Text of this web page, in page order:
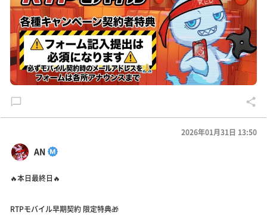
AN
2026年01月31日 13:50
🔥本日最終日🔥
RTPモバイル早期契約 限定特典🎁